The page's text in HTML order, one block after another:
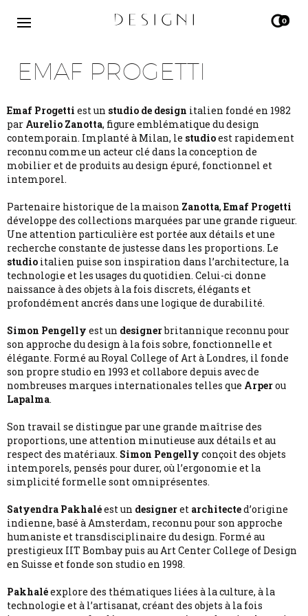
0
EMAF PROGETTI
Emaf Progetti est un studio de design italien fondé en 1982
par Aurelio Zanotta, figure emblématique du design
contemporain. Implanté à Milan, le studioest rapidement
reconnu comme un acteur clé dans la conception de
mobilier et de produits au design épuré, fonctionnel et
intemporel.
Partenaire historique de la maison Zanotta, Emaf Progetti
développe des collections marquées par une grande rigueur.
Une attention particulière est portée aux détails et une
recherche constante de justesse dans les proportions. Le
studio italien puise son inspiration dans l’architecture, la
technologie et les usages du quotidien. Celui-ci donne
naissance à des objets à la fois discrets, élégants et
profondément ancrés dans une logique de durabilité.
Simon Pengelly est un designerbritannique reconnu pour
son approche du design à la fois sobre, fonctionnelle et
élégante. Formé au Royal College of Art à Londres, il fonde
son propre studio en 1993 et collabore depuis avec de
nombreuses marques internationales telles que Arperou
Lapalma.
Son travail se distingue par une grande maîtrise des
proportions, une attention minutieuse aux détails et au
respect des matériaux. Simon Pengelly conçoit des objets
intemporels, pensés pour durer, où l’ergonomie et la
simplicité formelle sont omniprésentes.
Satyendra Pakhaléest un designeret architected’origine
indienne, basé à Amsterdam, reconnu pour son approche
humaniste et transdisciplinaire du design. Formé au
prestigieux IIT Bombay puis au Art Center College of Design
en Suisse et fonde son studio en 1998.
Pakhaléexplore des thématiques liées à la culture, à la
technologie et à l’artisanat, créant des objets à la fois